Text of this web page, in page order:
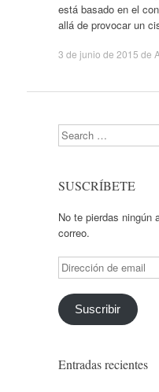
está basado en el
allá de provocar un
3 de junio de 2015 de
Search
SUSCRÍBETE
No te pierdas ningún
correo.
Dirección
de
email
Suscribir
Entradas recientes